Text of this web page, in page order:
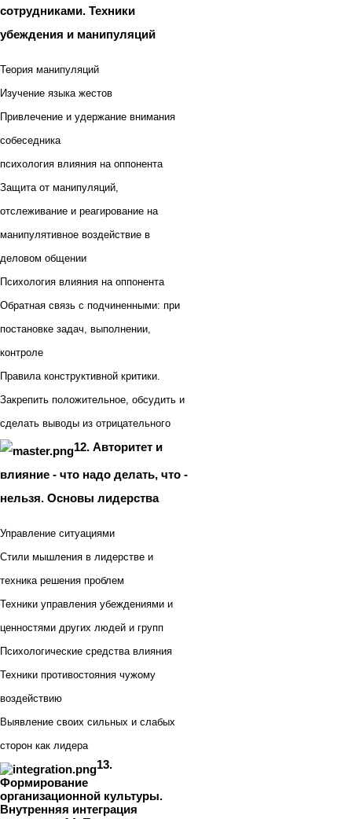
сотрудниками. Техники
убеждения и манипуляций
Теория манипуляций
Изучение языка жестов
Привлечение и удержание внимания
собеседника
психология влияния на оппонента
Защита от манипуляций,
отслеживание и реагирование на
манипулятивное воздействие в
деловом общении
Психология влияния на оппонента
Обратная связь с подчиненными: при
постановке задач, выполнении,
контроле
Правила конструктивной критики.
Закрепить положительное, обсудить и
сделать выводы из отрицательного
12. Авторитет и
влияние - что надо делать, что -
нельзя. Основы лидерства
Управление ситуациями
Стили мышления в лидерстве и
техника решения проблем
Техники управления убеждениями и
ценностями других людей и групп
Психологические средства влияния
Техники противостояния чужому
воздействию
Выявление своих сильных и слабых
сторон как лидера
13.
Формирование
организационной культуры.
Внутренняя интеграция